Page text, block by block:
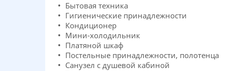
Бытовая техника
Гигиенические принадлежности
Кондиционер
Мини-холодильник
Платяной шкаф
Постельные принадлежности, полотенца
Санузел с душевой кабиной